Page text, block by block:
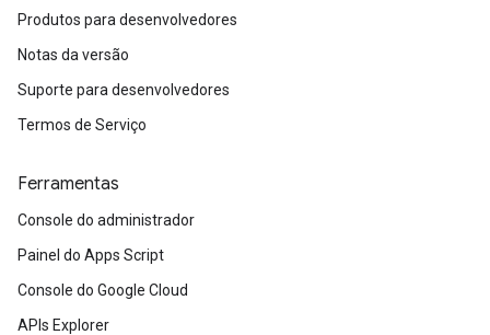
Produtos para desenvolvedores
Notas da versão
Suporte para desenvolvedores
Termos de Serviço
Ferramentas
Console do administrador
Painel do Apps Script
Console do Google Cloud
APIs Explorer